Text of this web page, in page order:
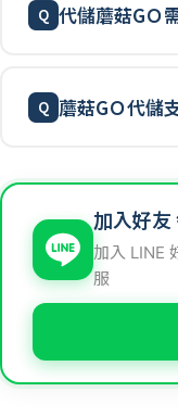
代儲蘑菇GＯ
蘑菇GＯ代儲
加入好友
加入 LINE
服